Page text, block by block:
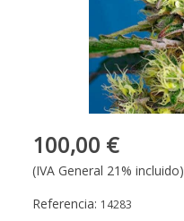
100,00 €
(IVA General 21% incluido)
Referencia: 14283